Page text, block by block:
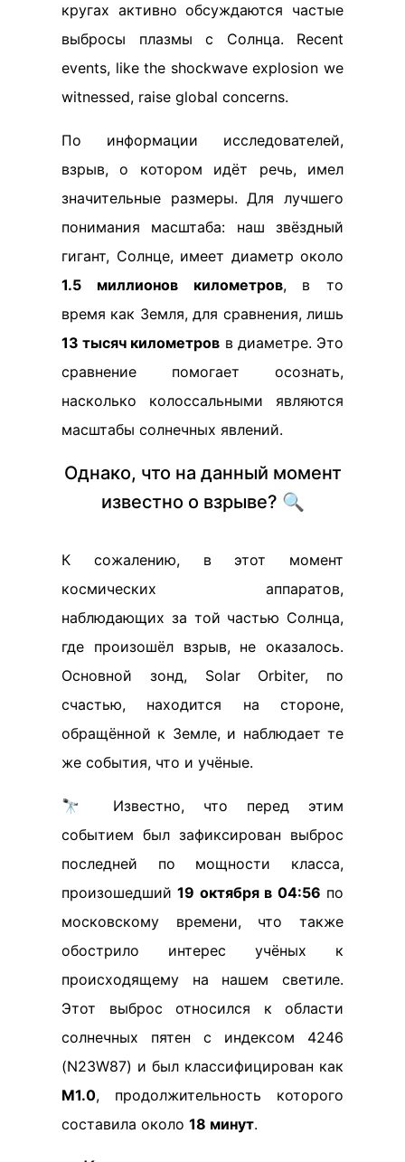
кругах активно обсуждаются частые
выбросы плазмы с Солнца. Recent
events, like the shockwave explosion we
witnessed, raise global concerns.
По информации исследователей,
взрыв, о котором идёт речь, имел
значительные размеры. Для лучшего
понимания масштаба: наш звёздный
гигант, Солнце, имеет диаметр около
1.5 миллионов километров, в то
время как Земля, для сравнения, лишь
13 тысяч километров в диаметре. Это
сравнение помогает осознать,
насколько колоссальными являются
масштабы солнечных явлений.
Однако, что на данный момент
известно о взрыве? 🔍
К сожалению, в этот момент
космических аппаратов,
наблюдающих за той частью Солнца,
где произошёл взрыв, не оказалось.
Основной зонд, Solar Orbiter, по
счастью, находится на стороне,
обращённой к Земле, и наблюдает те
же события, что и учёные.
🔭 Известно, что перед этим
событием был зафиксирован выброс
последней по мощности класса,
произошедший19 октября в 04:56 по
московскому времени, что также
обострило интерес учёных к
происходящему на нашем светиле.
Этот выброс относился к области
солнечных пятен с индексом 4246
(N23W87) и был классифицирован как
M1.0, продолжительность которого
составила около 18 минут.